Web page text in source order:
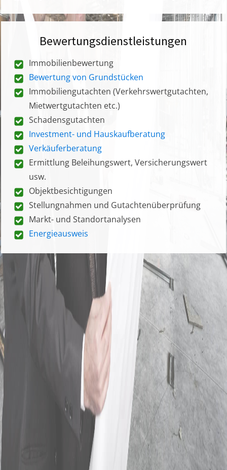
Bewertungsdienstleistungen
Immobilienbewertung
Bewertung von Grundstücken
Immobiliengutachten (Verkehrswertgutachten,
Mietwertgutachten etc.)
Schadensgutachten
Investment- und Hauskaufberatung
Verkäuferberatung
Ermittlung Beleihungswert, Versicherungswert
usw.
Objektbesichtigungen
Stellungnahmen und Gutachtenüberprüfung
Markt- und Standortanalysen
Energieausweis